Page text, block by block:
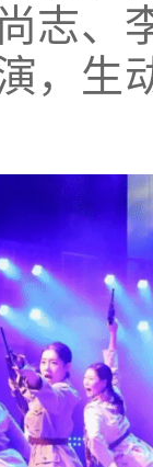
志、
，生